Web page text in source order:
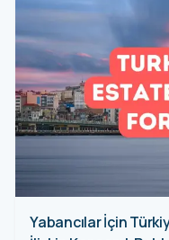
Yabancılar İçin